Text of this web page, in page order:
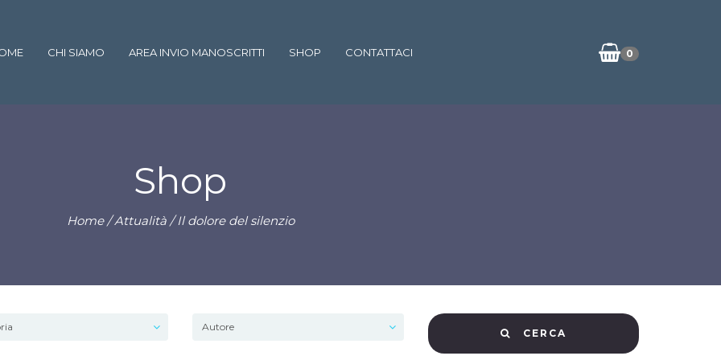
0
CHI SIAMO AREA INVIO MANOSCRITTI SHOP CONTATTACI
Shop
Home/Attualità/ Il dolore del silenzio
CERCA